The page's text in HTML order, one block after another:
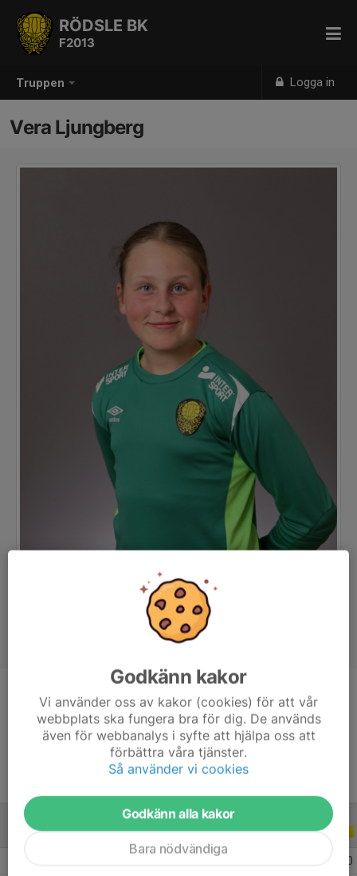
Truppen Logga in
RÖDSLE BK
F2013
Vera Ljungberg
Position
-
Ålder
12 år
ALLA SERIER ALLA ÅR
0
Godkänn kakor
Vi använder oss av kakor (cookies) för att vår
webbplats ska fungera bra för dig. De används
även för webbanalys i syfte att hjälpa oss att
förbättra våra tjänster.
Så använder vi cookies
Godkänn alla kakor
Bara nödvändiga